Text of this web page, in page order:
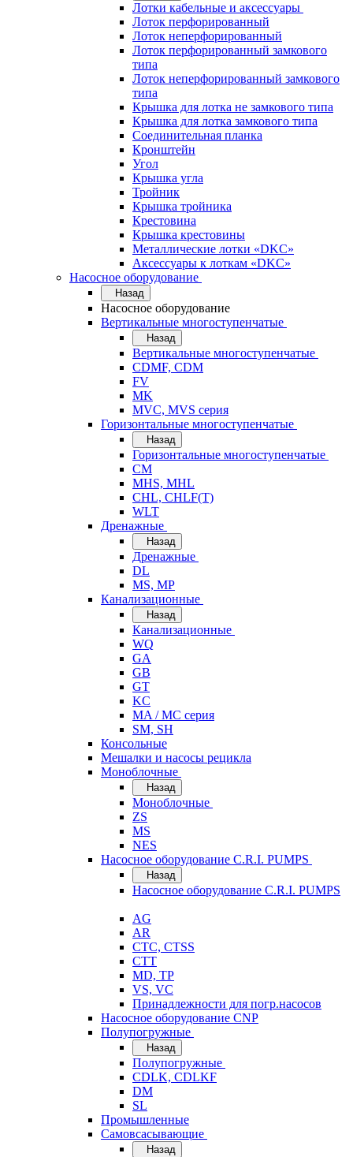
Лотки кабельные и аксессуары
Лоток перфорированный
Лоток неперфорированный
Лоток перфорированный замкового
типа
Лоток неперфорированный замкового
типа
Крышка для лотка не замкового типа
Крышка для лотка замкового типа
Соединительная планка
Кронштейн
Угол
Крышка угла
Тройник
Крышка тройника
Крестовина
Крышка крестовины
Металлические лотки «DKC»
Аксессуары к лоткам «DKC»
Насосное оборудование
Назад
Насосное оборудование
Вертикальные многоступенчатые
Назад
Вертикальные многоступенчатые
CDMF, CDM
FV
MK
MVC, MVS серия
Горизонтальные многоступенчатые
Назад
Горизонтальные многоступенчатые
CM
MHS, MHL
CHL, CHLF(T)
WLT
Дренажные
Назад
Дренажные
DL
MS, MP
Канализационные
Назад
Канализационные
WQ
GA
GB
GT
KC
MA / MC серия
SM, SH
Консольные
Мешалки и насосы рецикла
Моноблочные
Назад
Моноблочные
ZS
MS
NES
Насосное оборудование C.R.I. PUMPS
Назад
Насосное оборудование C.R.I. PUMPS
AG
AR
CTC, CTSS
CTT
MD, TP
VS, VC
Принадлежности для погр.насосов
Насосное оборудование CNP
Полупогружные
Назад
Полупогружные
CDLK, CDLKF
DM
SL
Промышленные
Самовсасывающие
Назад